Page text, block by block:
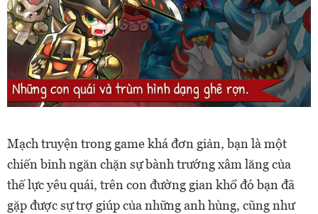
Mạch truyện trong game khá đơn giản, bạn là một
chiến binh ngăn chặn sự bành trướng xâm lăng của
thế lực yêu quái, trên con đường gian khổ đó bạn đã
gặp được sự trợ giúp của những anh hùng, cũng như